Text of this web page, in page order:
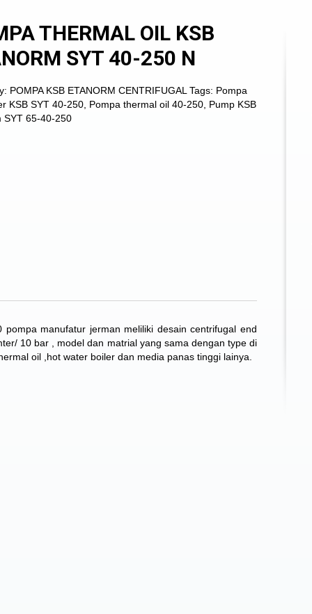
THERMAL OIL KSB
SYT 40-250 N
POMPA KSB ETANORM CENTRIFUGAL Tags: Pompa
KSB SYT 40-250 Pompa thermal oil 40-250 Pump KSB
SYT 65-40-250
manufatur jerman meliliki desain centrifugal end
10 bar , model dan matrial yang sama dengan type di
oil ,hot water boiler dan media panas tinggi lainya.